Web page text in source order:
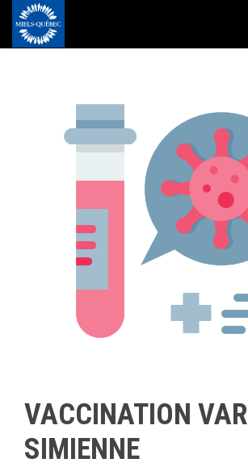
VACCINATION
SIMIENNE